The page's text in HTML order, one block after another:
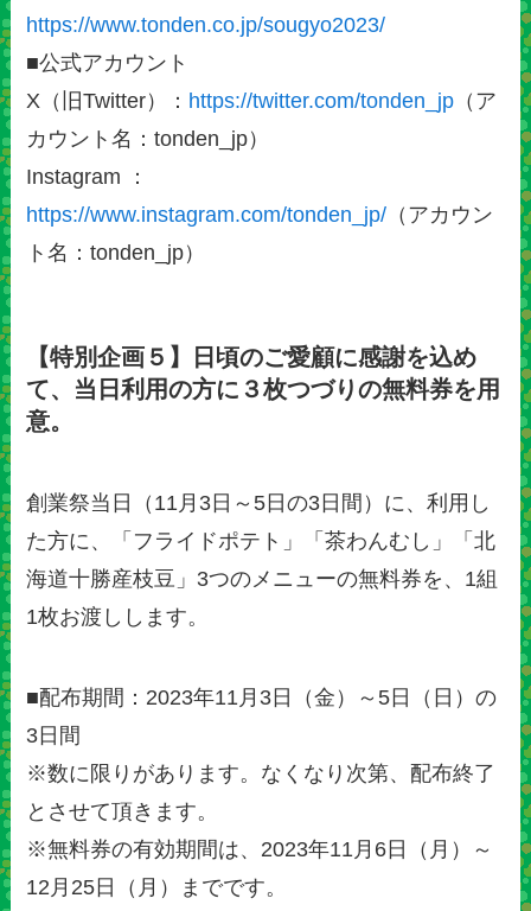
https://www.tonden.co.jp/sougyo2023/
■公式アカウント
X（旧Twitter）： https://twitter.com/tonden_jp （ア
カウント名：tonden_jp）
Instagram ：
https://www.instagram.com/tonden_jp/ （アカウン
ト名：tonden_jp）
【特別企画５】日頃のご愛顧に感謝を込め
て、当日利用の方に３枚つづりの無料券を用
意。
創業祭当日（11月3日～5日の3日間）に、利用し
た方に、「フライドポテト」「茶わんむし」「北
海道十勝産枝豆」3つのメニューの無料券を、1組
1枚お渡しします。
■配布期間：2023年11月3日（金）～5日（日）の
3日間
※数に限りがあります。なくなり次第、配布終了
とさせて頂きます。
※無料券の有効期間は、2023年11月6日（月）～
12月25日（月）までです。